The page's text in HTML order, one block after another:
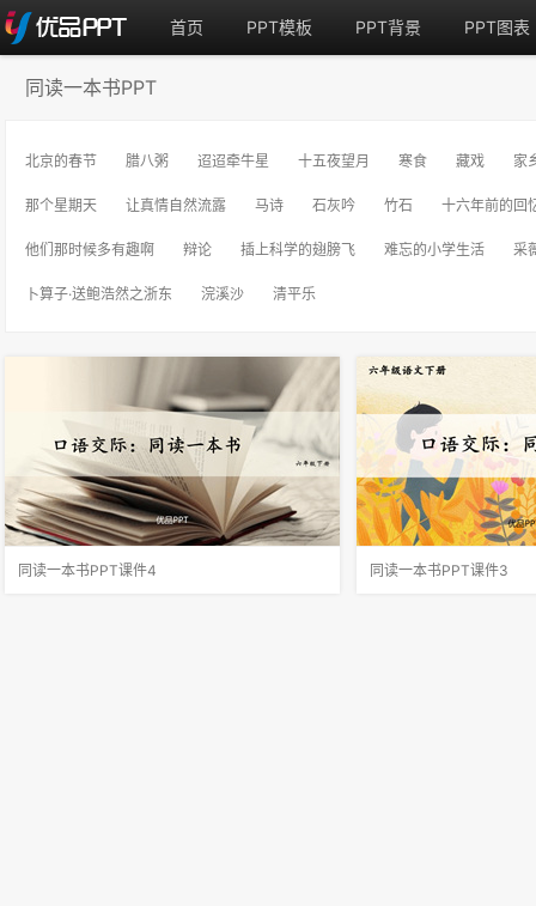
首页 PPT模板 PPT背景 PPT图表
同读一本书PPT
北京的春节 腊八粥 迢迢牵牛星 十五夜望月 寒食 藏戏 家
那个星期天 让真情自然流露 马诗 石灰吟 竹石 十六年前的回
他们那时候多有趣啊 辩论 插上科学的翅膀飞 难忘的小学生活 采
卜算子·送鲍浩然之浙东 浣溪沙 清平乐
同读一本书PPT课件4
同读一本书PPT课件3